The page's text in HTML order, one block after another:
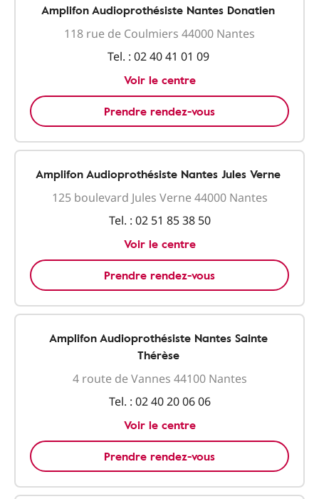
Amplifon Audioprothésiste Nantes Donatien
118 rue de Coulmiers 44000 Nantes
Tel. : 02 40 41 01 09
Voir le centre
Prendre rendez-vous
Amplifon Audioprothésiste Nantes Jules Verne
125 boulevard Jules Verne 44000 Nantes
Tel. : 02 51 85 38 50
Voir le centre
Prendre rendez-vous
Amplifon Audioprothésiste Nantes Sainte
Thérèse
4 route de Vannes 44100 Nantes
Tel. : 02 40 20 06 06
Voir le centre
Prendre rendez-vous